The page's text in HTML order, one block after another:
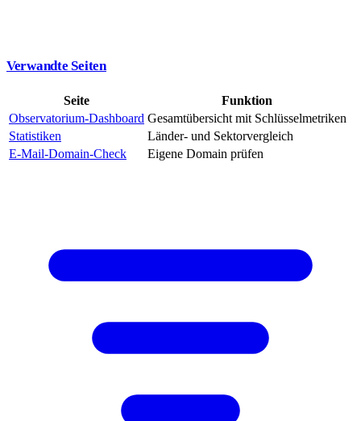
Verwandte Seiten
Seite
Funktion
Observatorium-Dashboard Gesamtübersicht mit Schlüsselmetriken
Statistiken
Länder- und Sektorvergleich
E-Mail-Domain-Check
Eigene Domain prüfen